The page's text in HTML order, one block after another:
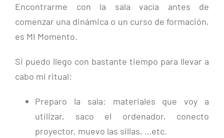
Encontrarme con la sala vacía antes de
comenzar una dinámica o un curso de formación,
es MI Momento.
Si puedo llego con bastante tiempo para llevar a
cabo mi ritual:
Preparo la sala: materiales que voy a
utilizar, saco el ordenador, conecto
proyector, muevo las sillas, …etc.